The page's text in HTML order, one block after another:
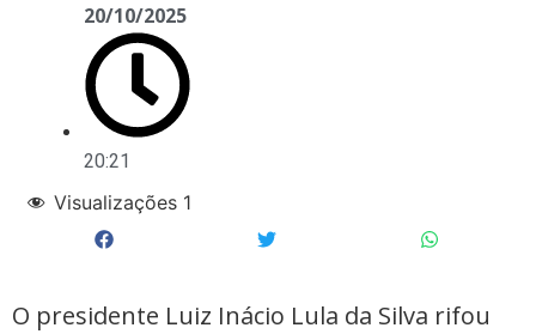
20/10/2025
20:21
Visualizações 1
O presidente Luiz Inácio Lula da Silva rifou